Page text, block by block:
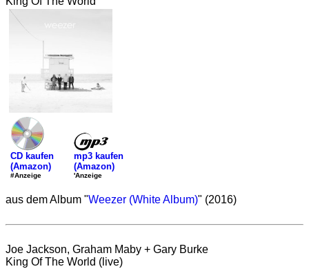
CD kaufen
(Amazon)
#Anzeige
mp3 kaufen
(Amazon)
'Anzeige
aus dem Album "Weezer (White Album)" (2016)
Joe Jackson, Graham Maby + Gary Burke
King Of The World (live)